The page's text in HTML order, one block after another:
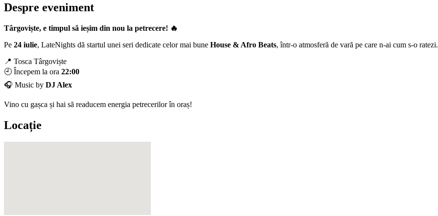
Despre eveniment
Târgoviște, e timpul să ieșim din nou la petrecere! 🔥
Pe 24 iulie, LateNights dă startul unei seri dedicate celor mai bune House & Afro Beats, într-o atmosferă de vară pe care n-ai cum s-o ratezi.
📍 Tosca Târgoviște
🕘 Începem la ora 22:00
🎧 Music by DJ Alex
Vino cu gașca și hai să readucem energia petrecerilor în oraș!
Locație